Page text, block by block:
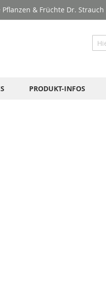
& Früchte Dr. Strauch
PRODUKT-INFOS